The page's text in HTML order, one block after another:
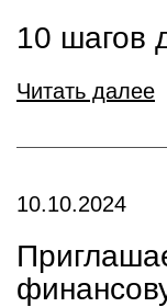
10 шагов
Читать далее
10.10.2024